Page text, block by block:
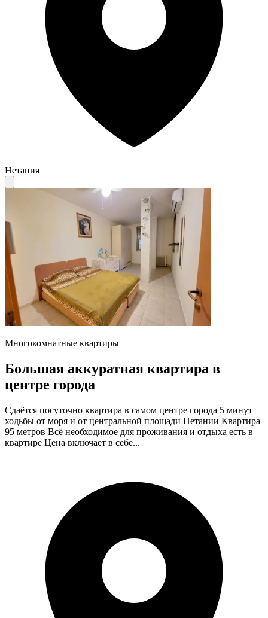
Нетания
Многокомнатные квартиры
Большая аккуратная квартира в
центре города
Сдаётся посуточно квартира в самом центре города 5 минут
ходьбы от моря и от центральной площади Нетании Квартира
95 метров Всё необходимое для проживания и отдыха есть в
квартире Цена включает в себе...